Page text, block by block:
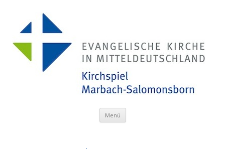
Menü